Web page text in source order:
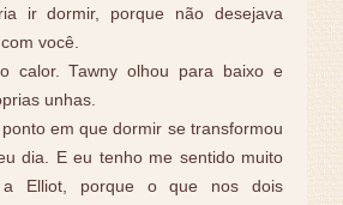
ir dormir, porque não desejava
você.
calor. Tawny olhou para baixo e
unhas.
em que dormir se transformou
dia. E eu tenho me sentido muito
a Elliot, porque o que nos dois